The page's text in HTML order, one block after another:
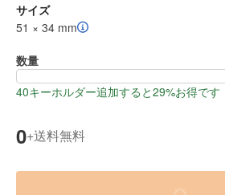
サイズ
51 × 34 mm
数量
40キーホルダー追加すると29%お得です
0+送料無料